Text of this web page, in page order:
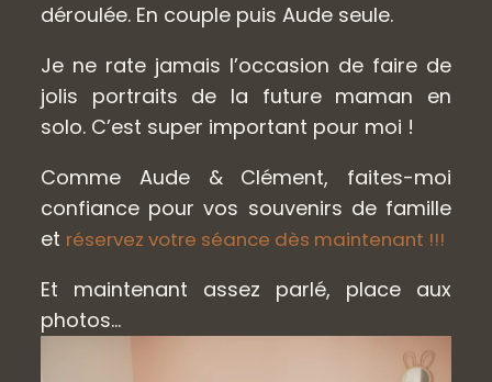
déroulée. En couple puis Aude seule.
Je ne rate jamais l’occasion de faire de
jolis portraits de la future maman en
solo. C’est super important pour moi !
Comme Aude & Clément, faites-moi
confiance pour vos souvenirs de famille
et réservez votre séance dès maintenant !!!
Et maintenant assez parlé, place aux
photos…